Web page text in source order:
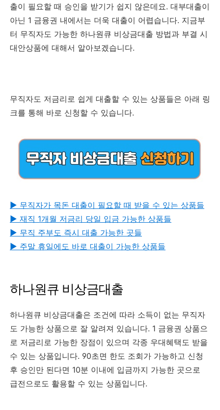
출이 필요할 때 승인을 받기가 쉽지 않은데요. 대부대출이
아닌 1 금융권 내에서는 더욱 대출이 어렵습니다. 지금부
터 무직자도 가능한 하나원큐 비상금대출 방법과 부결 시
대안상품에 대해서 알아보겠습니다.
무직자도 저금리로 쉽게 대출할 수 있는 상품들은 아래 링
크를 통해 바로 신청할 수 있습니다.
▶︎ 무직자가 목돈 대출이 필요할 때 받을 수 있는 상품들
▶︎ 재직 1개월 저금리 당일 입금 가능한 상품들
▶︎ 무직 주부도 즉시 대출 가능한 곳들
▶︎ 주말 휴일에도 바로 대출이 가능한 상품들
하나원큐 비상금대출
하나원큐 비상금대출은 조건에 따라 소득이 없는 무직자
도 가능한 상품으로 잘 알려져 있습니다. 1 금융권 상품으
로 저금리로 가능한 장점이 있으며 각종 우대혜택도 받을
수 있는 상품입니다. 90초면 한도 조회가 가능하고 신청
후 승인만 된다면 10분 이내에 입금까지 가능한 곳으로
급전으로도 활용할 수 있는 상품입니다.